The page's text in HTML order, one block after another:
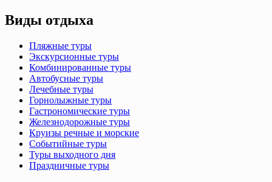
Виды отдыха
Пляжные туры
Экскурсионные туры
Комбинированные туры
Автобусные туры
Лечебные туры
Горнолыжные туры
Гастрономические туры
Железнодорожные туры
Круизы речные и морские
Событийные туры
Туры выходного дня
Праздничные туры